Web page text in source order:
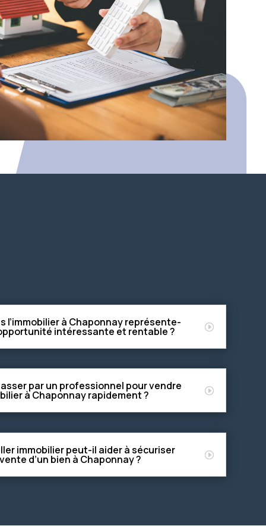
l’immobilier à Chaponnay représente-
intéressante et rentable ?
par un professionnel pour vendre
à Chaponnay rapidement ?
immobilier peut-il aider à sécuriser
d’un bien à Chaponnay ?